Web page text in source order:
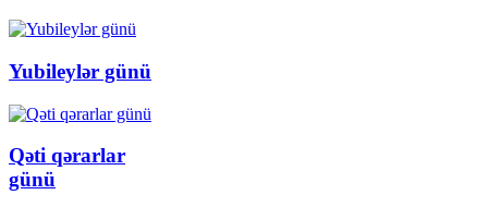
Yubileylər günü
Qəti qərarlar
günü